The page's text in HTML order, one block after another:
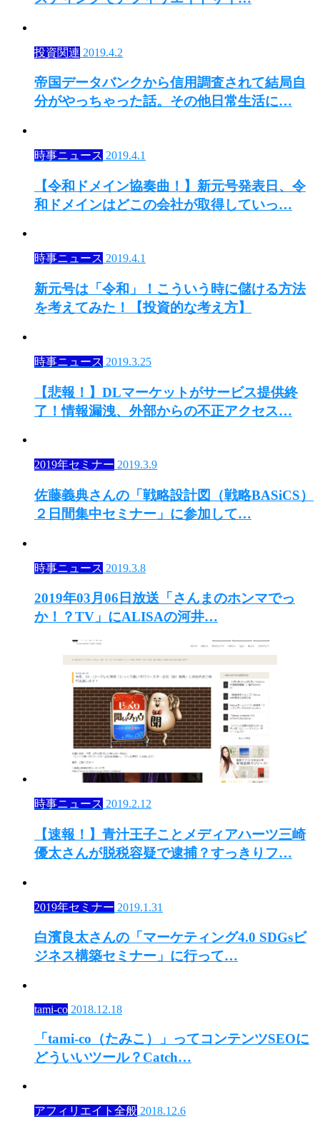
投資関連 2019.4.2
帝国データバンクから信用調査されて結局自
分がやっちゃった話。その他日常生活に…
時事ニュース 2019.4.1
【令和ドメイン協奏曲！】新元号発表日、令
和ドメインはどこの会社が取得していっ…
時事ニュース 2019.4.1
新元号は「令和」！こういう時に儲ける方法
を考えてみた！【投資的な考え方】
時事ニュース 2019.3.25
【悲報！】DLマーケットがサービス提供終
了！情報漏洩、外部からの不正アクセス…
2019年セミナー 2019.3.9
佐藤義典さんの「戦略設計図（戦略BASiCS）
２日間集中セミナー」に参加して…
時事ニュース 2019.3.8
2019年03月06日放送「さんまのホンマでっ
か！？TV」にALISAの河井…
時事ニュース 2019.2.12
【速報！】青汁王子ことメディアハーツ三崎
優太さんが脱税容疑で逮捕？すっきりフ…
2019年セミナー 2019.1.31
白濱良太さんの「マーケティング4.0 SDGsビ
ジネス構築セミナー」に行って…
tami-co 2018.12.18
「tami-co（たみこ）」ってコンテンツSEOに
どういいツール？Catch…
アフィリエイト全般 2018.12.6